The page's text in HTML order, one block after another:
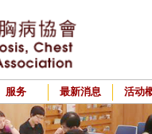
服务 最新消息 活动